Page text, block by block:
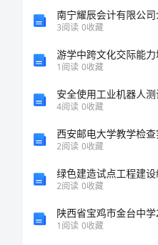
3阅读 0收藏
1阅读 0收藏
安全使用工业机器人
4阅读 0收藏
2阅读 0收藏
2阅读 0收藏
1阅读 0收藏